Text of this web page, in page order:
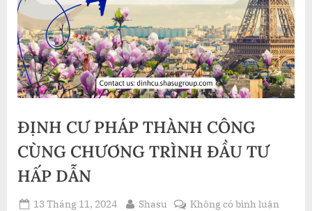
ĐỊNH CƯ PHÁP THÀNH CÔNG
CÙNG CHƯƠNG TRÌNH ĐẦU TƯ
HẤP DẪN
Posted
13 Tháng 11, 2024 By
Shasu Không có bình luậnở